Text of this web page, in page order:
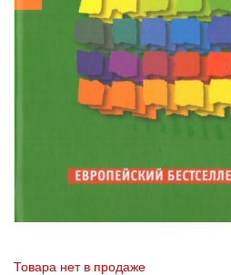
Товара нет в продаже